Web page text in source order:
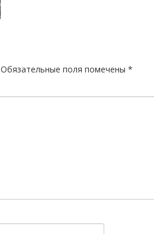
Обязательные поля помечены *